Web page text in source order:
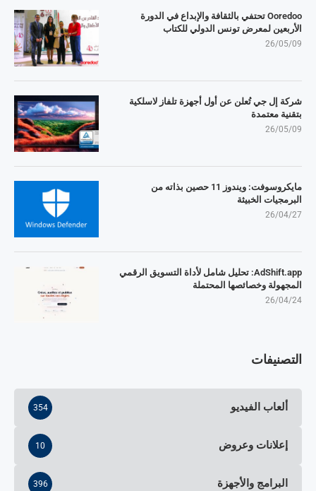
Ooredoo تحتفي بالثقافة والإبداع في الدورة
الأربعين لمعرض تونس الدولي للكتاب
26/05/09
شركة إل جي تُعلن عن أول أجهزة تلفاز لاسلكية
بتقنية معتمدة
26/05/09
مايكروسوفت: ويندوز 11 حصين بذاته من
البرمجيات الخبيثة
26/04/27
AdShift.app: تحليل شامل لأداة التسويق الرقمي
المجهولة وخصائصها المحتملة
26/04/24
التصنيفات
ألعاب الفيديو 354
إعلانات وعروض 10
البرامج والأجهزة 396